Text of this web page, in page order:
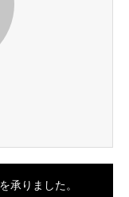
承りました。